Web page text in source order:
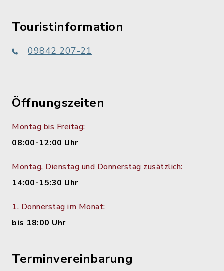
Touristinformation
09842 207-21
Öffnungszeiten
Montag bis Freitag:
08:00-12:00 Uhr
Montag, Dienstag und Donnerstag zusätzlich:
14:00-15:30 Uhr
1. Donnerstag im Monat:
bis 18:00 Uhr
Terminvereinbarung